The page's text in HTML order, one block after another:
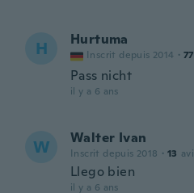
H Hurtuma
Inscrit depuis 2014 · 77
Pass nicht
il y a 6 ans
W Walter Ivan
Inscrit depuis 2018 · 13
Llego bien
il y a 6 ans